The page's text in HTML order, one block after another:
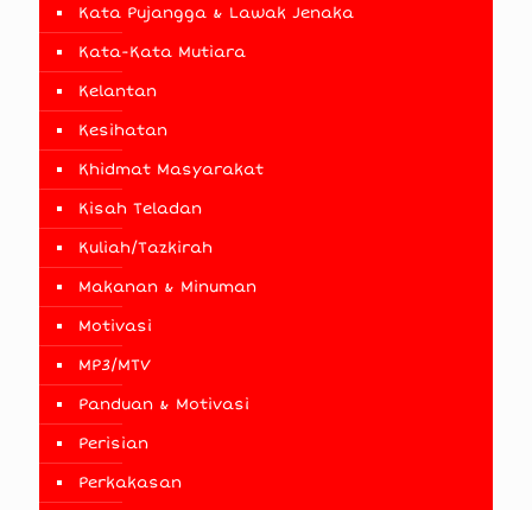
Kata Pujangga & Lawak Jenaka
Kata-Kata Mutiara
Kelantan
Kesihatan
Khidmat Masyarakat
Kisah Teladan
Kuliah/Tazkirah
Makanan & Minuman
Motivasi
MP3/MTV
Panduan & Motivasi
Perisian
Perkakasan